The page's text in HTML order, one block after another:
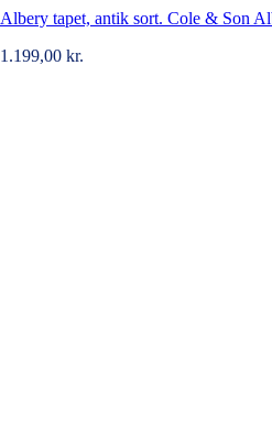
Albery tapet, antik sort. Cole & Son
1.199,00 kr.